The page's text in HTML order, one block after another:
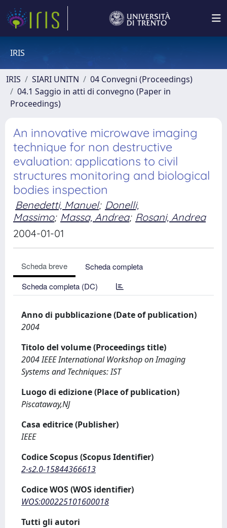
IRIS
IRIS SIARI UNITN
04 Convegni (Proceedings)
04.1 Saggio in atti di convegno (Paper in
Proceedings)
An innovative microwave imaging
technique for non destructive
evaluation: applications to civil
structures monitoring and biological
bodies inspection
Benedetti, Manuel; Donelli,
Massimo; Massa, Andrea; Rosani, Andrea
2004-01-01
Scheda breve
Scheda completa
Scheda completa (DC)
Anno di pubblicazione (Date of publication)
2004
Titolo del volume (Proceedings title)
2004 IEEE International Workshop on Imaging
Systems and Techniques: IST
Luogo di edizione (Place of publication)
Piscataway,NJ
Casa editrice (Publisher)
IEEE
Codice Scopus (Scopus Identifier)
2-s2.0-15844366613
Codice WOS (WOS identifier)
WOS:000225101600018
Tutti gli autori